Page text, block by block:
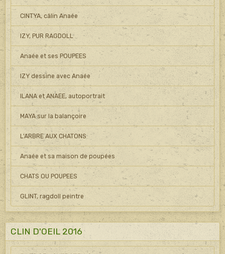
CINTYA, câlin Anaée
IZY, PUR RAGDOLL
Anaée et ses POUPEES
IZY dessine avec Anaée
ILANA et ANAEE, autoportrait
MAYA sur la balançoire
L'ARBRE AUX CHATONS
Anaée et sa maison de poupées
CHATS OU POUPEES
GLINT, ragdoll peintre
CLIN D'OEIL 2016